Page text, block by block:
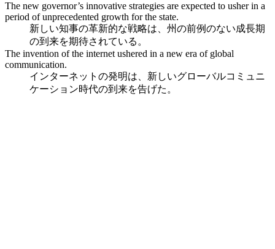
The new governor’s innovative strategies are expected to usher in a
period of unprecedented growth for the state.
新しい知事の革新的な戦略は、州の前例のない成長期
の到来を期待されている。
The invention of the internet ushered in a new era of global
communication.
インターネットの発明は、新しいグローバルコミュニ
ケーション時代の到来を告げた。